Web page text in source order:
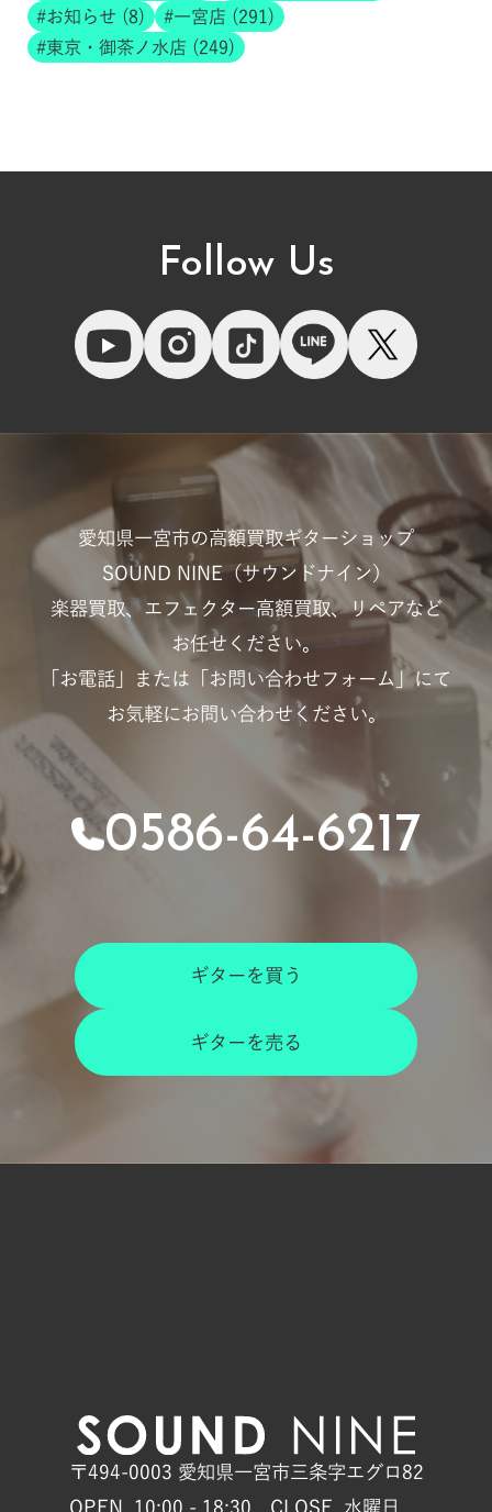
お知らせ (8)
一宮店 (291)
東京・御茶ノ水店 (249)
Follow Us
愛知県一宮市の高額買取ギターショップ
SOUND NINE（サウンドナイン）
楽器買取、エフェクター高額買取、リペアなど
お任せください。
「お電話」または「お問い合わせフォーム」にて
お気軽にお問い合わせください。
0586-64-6217
ギターを買う
ギターを売る
〒494-0003 愛知県一宮市三条字エグロ82
OPEN. 10:00 - 18:30 CLOSE. 水曜日